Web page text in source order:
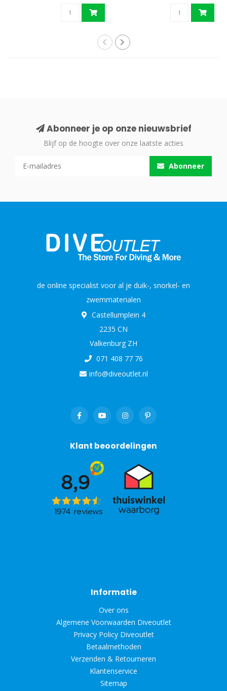
Abonneer je op onze nieuwsbrief
Blijf op de hoogte over onze laatste acties
Abonneer
de online specialist voor al je duik-, snorkel- en
zwemmaterialen
Castellumplein 4
2235 CN
Valkenburg ZH
071 408 77 76
info@diveoutlet.nl
Klant beoordelingen
Informatie
Over ons
Algemene Voorwaarden Diveoutlet
Privacy Policy Diveoutlet
Betaalmethoden
Verzenden & Retourneren
Klantenservice
Sitemap